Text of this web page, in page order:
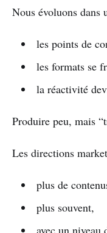
Nous évoluons dans
les points de
les formats se
la réactivité
Produire peu, mais
Les directions
plus de
plus souvent,